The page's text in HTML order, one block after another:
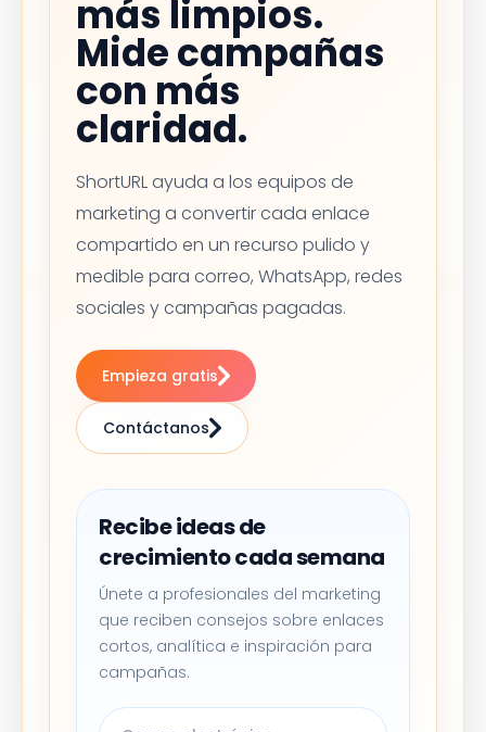
más limpios.
Mide campañas
con más
claridad.
ShortURL ayuda a los equipos de
marketing a convertir cada enlace
compartido en un recurso pulido y
medible para correo, WhatsApp, redes
sociales y campañas pagadas.
Empieza gratis
Contáctanos
Recibe ideas de
crecimiento cada semana
Únete a profesionales del marketing
que reciben consejos sobre enlaces
cortos, analítica e inspiración para
campañas.